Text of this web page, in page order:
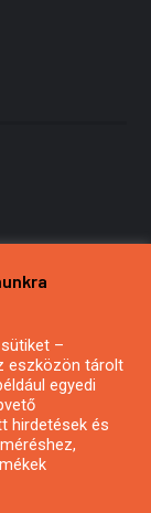
–
eszközön tárolt
egyedi
hirdetések és